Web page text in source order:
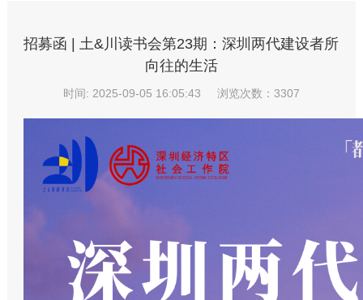
招募函 | 土&川读书会第23期：深圳两代建设者所
向往的生活
时间: 2025-09-05 16:05:43 浏览次数：3307